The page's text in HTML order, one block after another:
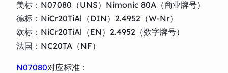
美标：N07080（UNS）Nimonic 80A（商业牌号）
德标：NiCr20TiAl（DIN）2.4952（W-Nr）
欧标：NiCr20TiAl（EN）2.4952（数字牌号）
法国：NC20TA（NF）
N07080对应标准：